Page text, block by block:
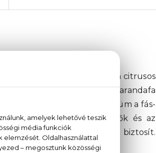
a kumkvat és a mandarin citrusos
a koriander és a zsakarandafa
Eau De Toilette parfüm a fás-
A kifinomult összetevők és az
frissességet és vitalitást biztosít.